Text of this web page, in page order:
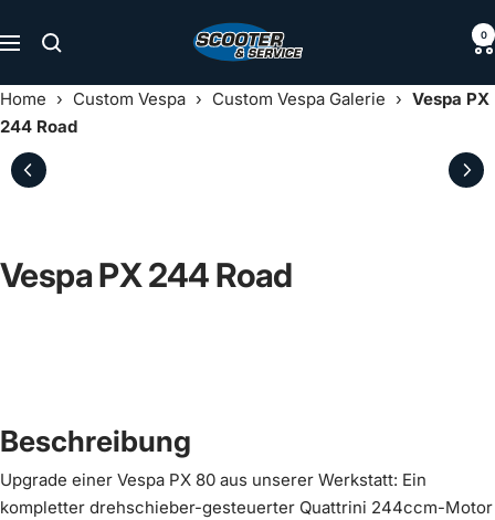
zum
Navigation
Scooter
Service
0
Home › Custom Vespa › Custom Vespa Galerie › Vespa PX
244 Road
Vespa PX 244 Road
Beschreibung
Upgrade einer Vespa PX 80 aus unserer Werkstatt: Ein
kompletter drehschieber-gesteuerter Quattrini 244ccm-Motor